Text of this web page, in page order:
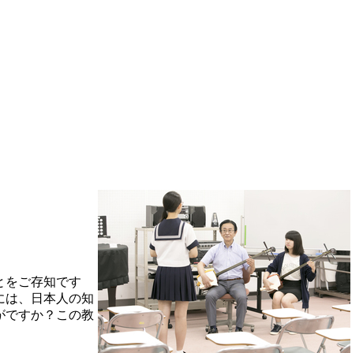
をご存知です
は、日本人の知
ですか？この教